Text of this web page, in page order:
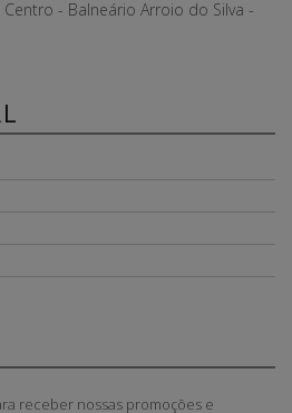
- Balneário Arroio do Silva -
receber nossas promoções e